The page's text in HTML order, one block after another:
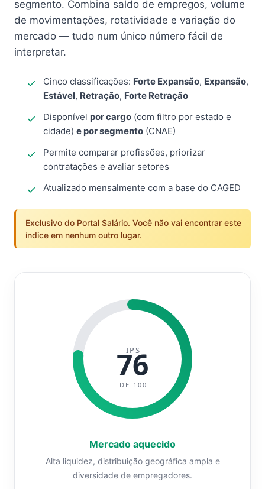
segmento. Combina saldo de empregos, volume
de movimentações, rotatividade e variação do
mercado — tudo num único número fácil de
interpretar.
Cinco classificações: Forte Expansão, Expansão,
Estável, Retração, Forte Retração
Disponível por cargo (com filtro por estado e
cidade) e por segmento (CNAE)
Permite comparar profissões, priorizar
contratações e avaliar setores
Atualizado mensalmente com a base do CAGED
Exclusivo do Portal Salário. Você não vai encontrar este
índice em nenhum outro lugar.
IPS
76
DE 100
Mercado aquecido
Alta liquidez, distribuição geográfica ampla e
diversidade de empregadores.